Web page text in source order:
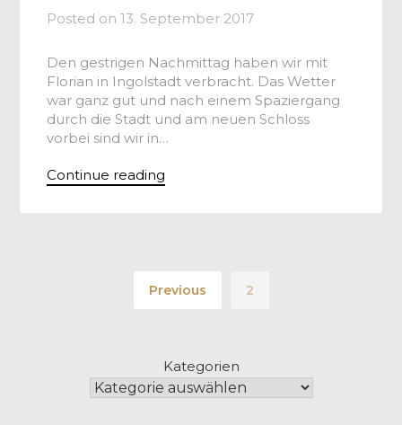
Posted on13. September 2017
Den gestrigen Nachmittag haben wir mit
Florian in Ingolstadt verbracht. Das Wetter
war ganz gut und nach einem Spaziergang
durch die Stadt und am neuen Schloss
vorbei sind wir in…
Continue reading
Previous 2
Kategorien